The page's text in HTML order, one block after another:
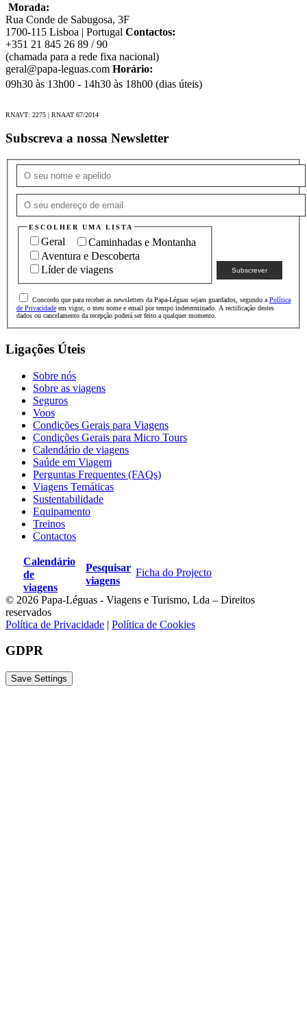
Morada:
Rua Conde de Sabugosa, 3F
1700-115 Lisboa | Portugal Contactos:
+351 21 845 26 89 / 90
(chamada para a rede fixa nacional)
geral@papa-leguas.com Horário:
09h30 às 13h00 - 14h30 às 18h00 (dias úteis)
RNAVT: 2275 | RNAAT 67/2014
Subscreva a nossa Newsletter
ESCOLHER UMA LISTA
Geral
Caminhadas e Montanha
Aventura e Descoberta
Líder de viagens
Concordo que para receber as newsletters da Papa-Léguas sejam guardados, segundo aPolítica
de Privacidade em vigor, o meu nome e email por tempo indeterminado. A rectificação destes
dados ou cancelamento da recepção poderá ser feito a qualquer momento.
Ligações Úteis
Sobre nós
Sobre as viagens
Seguros
Voos
Condições Gerais para Viagens
Condições Gerais para Micro Tours
Calendário de viagens
Saúde em Viagem
Perguntas Frequentes (FAQs)
Viagens Temáticas
Sustentabilidade
Equipamento
Treinos
Contactos
Calendário
de
viagens
Pesquisar
viagens
Ficha do Projecto
© 2026 Papa-Léguas - Viagens e Turismo, Lda – Direitos
reservados
Política de Privacidade | Política de Cookies
GDPR